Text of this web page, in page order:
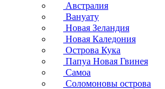
Австралия
Вануату
Новая Зеландия
Новая Каледония
Острова Кука
Папуа Новая Гвинея
Самоа
Соломоновы острова